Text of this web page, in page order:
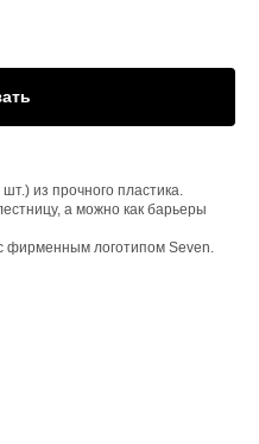
из прочного пластика.
а можно как барьеры
фирменным логотипом Seven.